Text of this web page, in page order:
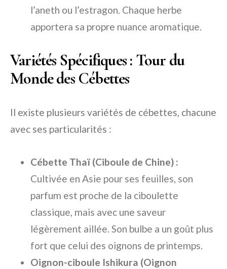
l’aneth ou l’estragon. Chaque herbe
apportera sa propre nuance aromatique.
Variétés Spécifiques : Tour du
Monde des Cébettes
Il existe plusieurs variétés de cébettes, chacune
avec ses particularités :
Cébette Thaï (Ciboule de Chine) :
Cultivée en Asie pour ses feuilles, son
parfum est proche de la ciboulette
classique, mais avec une saveur
légèrement aillée. Son bulbe a un goût plus
fort que celui des oignons de printemps.
Oignon-ciboule Ishikura (Oignon